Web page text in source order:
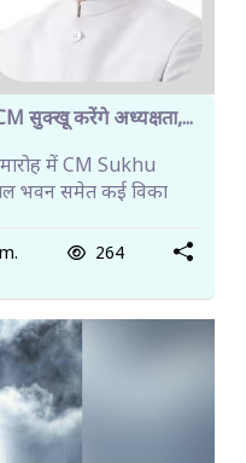
सुक्खू करेंगे अध्यक्षता,...
में CM Sukhu
भवन समेत कई विका
264